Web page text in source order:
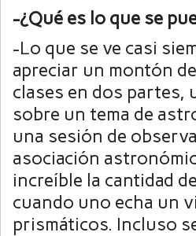
-¿Qué es lo que se
-Lo que se ve casi
apreciar un montón
clases en dos partes,
sobre un tema de
una sesión de
asociación
increíble la cantidad
cuando uno echa un
prismáticos. Incluso